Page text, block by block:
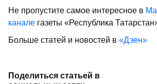
Не пропустите самое интересное в
канале газеты «Республика
Больше статей и новостей в «Дзен»
Поделиться статьей в